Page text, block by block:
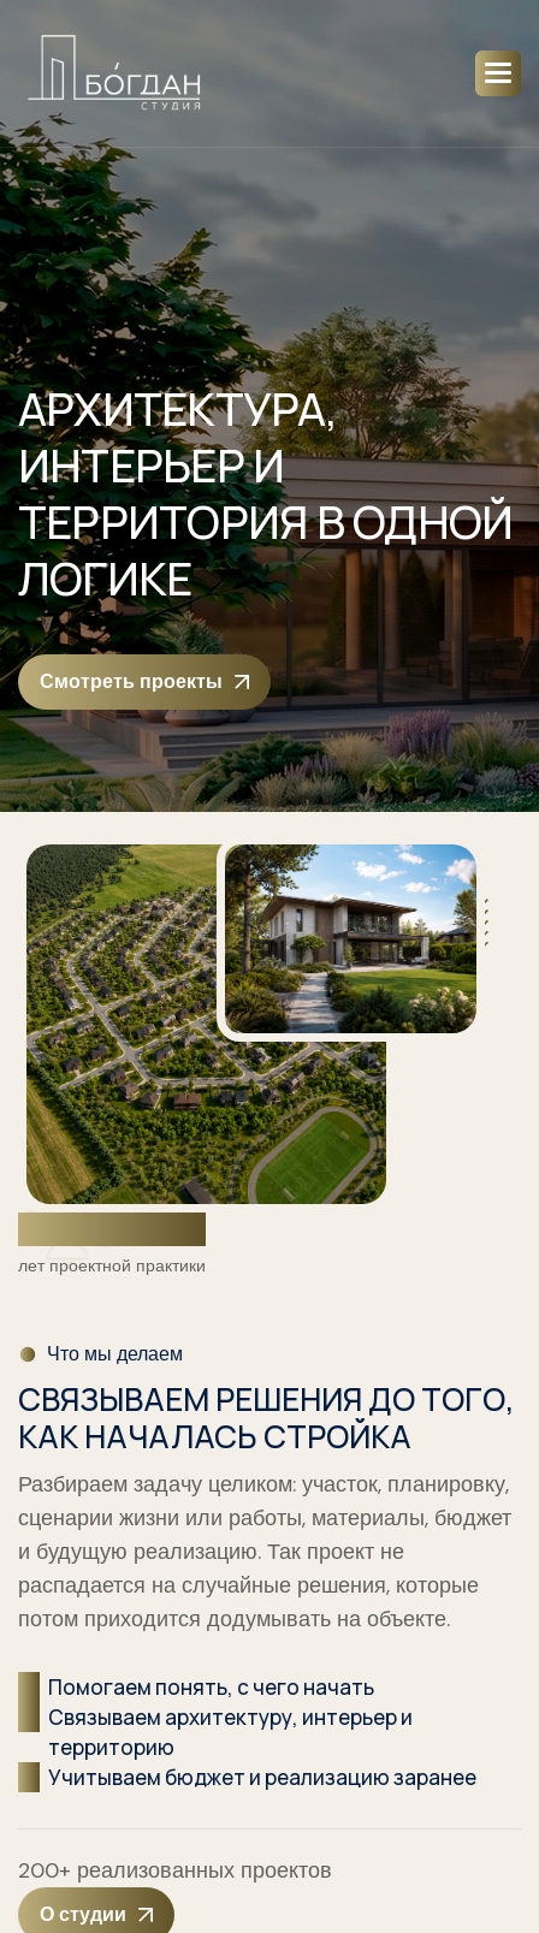
АРХИТЕКТУРА,
ИНТЕРЬЕР И
ТЕРРИТОРИЯ В ОДНОЙ
ЛОГИКЕ
Смотреть проекты
лет проектной практики
Что мы делаем
СВЯЗЫВАЕМ РЕШЕНИЯ ДО ТОГО,
КАК НАЧАЛАСЬ СТРОЙКА
Разбираем задачу целиком: участок, планировку,
сценарии жизни или работы, материалы, бюджет
и будущую реализацию. Так проект не
распадается на случайные решения, которые
потом приходится додумывать на объекте.
Помогаем понять, с чего начать
Связываем архитектуру, интерьер и
территорию
Учитываем бюджет и реализацию заранее
200+ реализованных проектов
О студии